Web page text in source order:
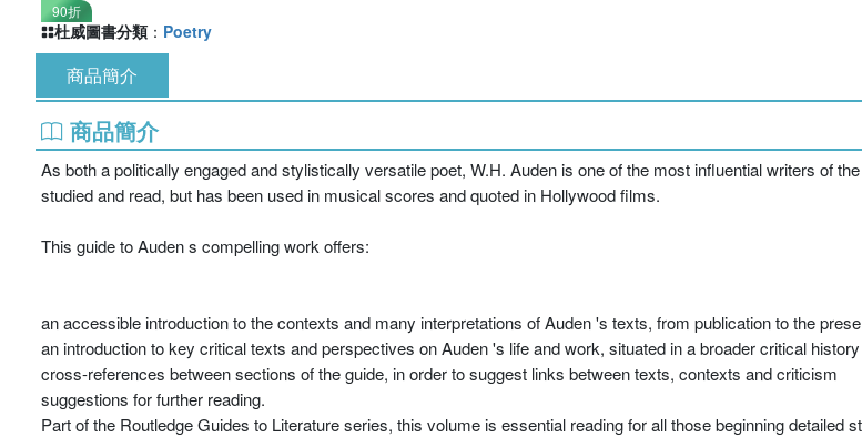
90折
杜威圖書分類 ： Poetry
商品簡介
商品簡介
As both a politically engaged and stylistically versatile poet, W.H. Auden is one of the most influential writers of
studied and read, but has been used in musical scores and quoted in Hollywood films.
This guide to Auden s compelling work offers:
an accessible introduction to the contexts and many interpretations of Auden 's texts, from publication to the
an introduction to key critical texts and perspectives on Auden 's life and work, situated in a broader critical history
cross-references between sections of the guide, in order to suggest links between texts, contexts and criticism
suggestions for further reading.
Part of the Routledge Guides to Literature series, this volume is essential reading for all those beginning detailed